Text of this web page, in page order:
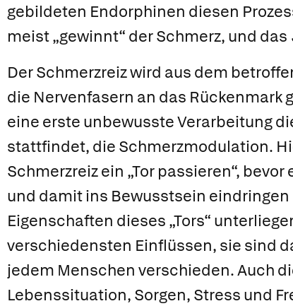
gebildeten Endorphinen diesen
meist „gewinnt“ der Schmerz, und das
Der Schmerzreiz wird aus dem
die Nervenfasern an das Rückenmark
eine erste unbewusste Verarbeitung
stattfindet, die Schmerzmodulation.
Schmerzreiz ein „Tor passieren“, bevor
und damit ins Bewusstsein eindringen
Eigenschaften dieses „Tors“
verschiedensten Einflüssen, sie sind
jedem Menschen verschieden. Auch
Lebenssituation, Sorgen, Stress und